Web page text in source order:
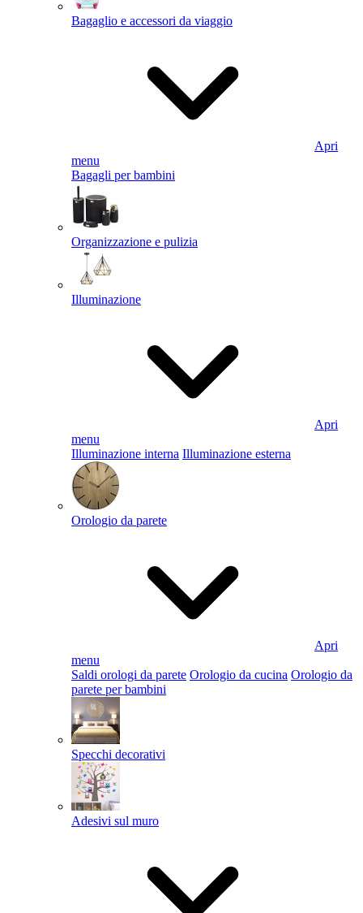
Bagaglio e accessori da viaggio
Apri
menu
Bagagli per bambini
Organizzazione e pulizia
Illuminazione
Apri
menu
Illuminazione interna Illuminazione esterna
Orologio da parete
Apri
menu
Saldi orologi da parete Orologio da cucina Orologio da
parete per bambini
Specchi decorativi
Adesivi sul muro